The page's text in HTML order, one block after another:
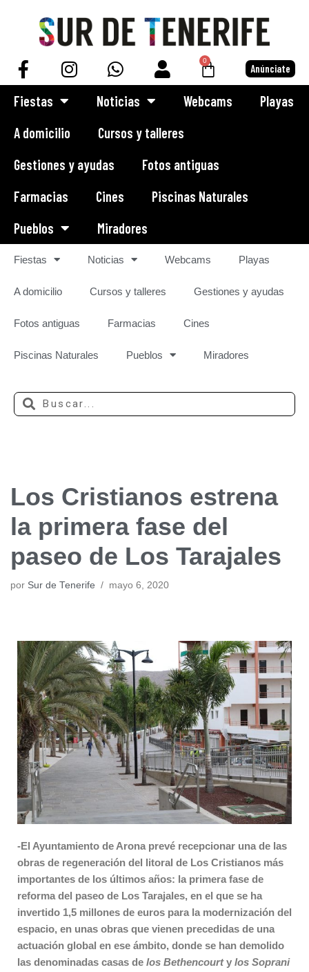
contenido
0
Anúnciate
Fiestas Noticias Webcams
Playas
A domicilio
Cursos y talleres
Gestiones y ayudas
Fotos antiguas
Farmacias
Cines
Piscinas Naturales
Pueblos
Miradores
Fiestas Noticias Webcams Playas
A domicilio Cursos y talleres Gestiones y ayudas
Fotos antiguas Farmacias Cines
Piscinas Naturales Pueblos Miradores
Los Cristianos estrena
la primera fase del
paseo de Los Tarajales
por Sur de Tenerife mayo 6, 2020
-El Ayuntamiento de Arona prevé recepcionar una de las
obras de regeneración del litoral de Los Cristianos más
importantes de los últimos años: la primera fase de
reforma del paseo de Los Tarajales, en el que se ha
invertido 1,5 millones de euros para la modernización del
espacio, en unas obras que vienen precedidas de una
actuación global en ese ámbito, donde se han demolido
las denominadas casas de los Bethencourty los Soprani